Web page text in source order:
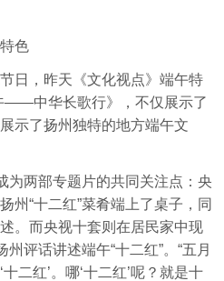
色
，昨天《文化视点》端午特
——中华长歌行》，不仅展示了
示了扬州独特的地方端午文
两部专题片的共同关注点：央
州“十二红”菜肴端上了桌子，同
。而央视十套则在居民家中现
评话讲述端午“十二红”。“五月
二红’。哪‘十二红’呢？就是十